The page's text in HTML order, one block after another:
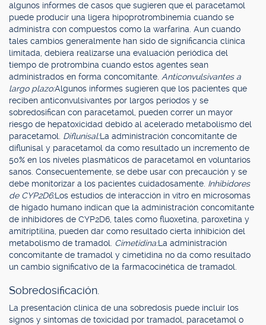
algunos informes de casos que sugieren que el paracetamol
puede producir una ligera hipoprotrombinemia cuando se
administra con compuestos como la warfarina. Aun cuando
tales cambios generalmente han sido de significancia clínica
limitada, debiera realizarse una evaluación periódica del
tiempo de protrombina cuando estos agentes sean
administrados en forma concomitante. Anticonvulsivantes a
largo plazo:Algunos informes sugieren que los pacientes que
reciben anticonvulsivantes por largos periodos y se
sobredosifican con paracetamol, pueden correr un mayor
riesgo de hepatoxicidad debido al acelerado metabolismo del
paracetamol. Diflunisal:La administración concomitante de
diflunisal y paracetamol da como resultado un incremento de
50% en los niveles plasmáticos de paracetamol en voluntarios
sanos. Consecuentemente, se debe usar con precaución y se
debe monitorizar a los pacientes cuidadosamente. Inhibidores
de CYP2D6:Los estudios de interacción in vitro en microsomas
de hígado humano indican que la administración concomitante
de inhibidores de CYP2D6, tales como fluoxetina, paroxetina y
amitriptilina, pueden dar como resultado cierta inhibición del
metabolismo de tramadol. Cimetidina:La administración
concomitante de tramadol y cimetidina no da como resultado
un cambio significativo de la farmacocinética de tramadol.
Sobredosificación.
La presentación clínica de una sobredosis puede incluir los
signos y síntomas de toxicidad por tramadol, paracetamol o